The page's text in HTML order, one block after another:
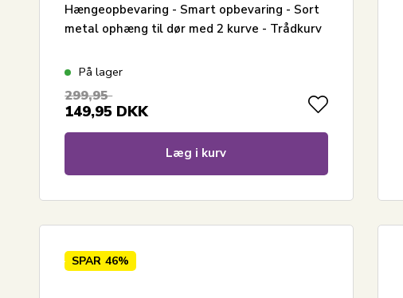
Hængeopbevaring - Smart opbevaring - Sort
metal ophæng til dør med 2 kurve - Trådkurv
På lager
299,95
149,95 DKK
Læg i kurv
SPAR 46%